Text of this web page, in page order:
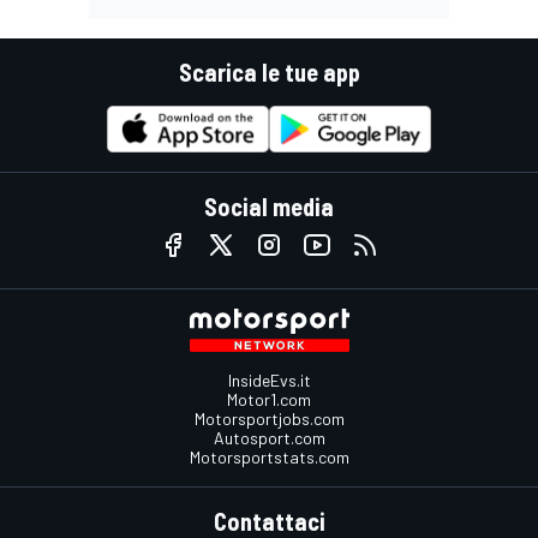
Scarica le tue app
Social media
InsideEvs.it
Motor1.com
Motorsportjobs.com
Autosport.com
Motorsportstats.com
Contattaci